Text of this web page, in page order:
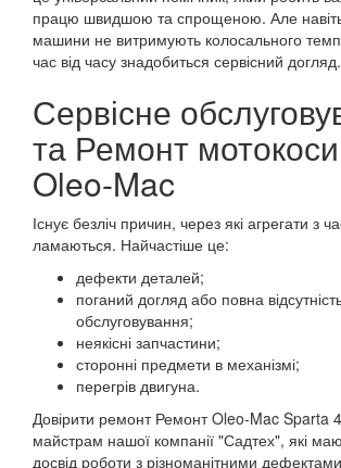
працю швидшою та спрощеною. Але навіть
машини не витримують колосального
час від часу знадобиться сервісний догляд.
Сервісне
та Ремонт мотокоси
Oleo-Mac
Існує безліч причин, через які агрегати з
ламаються. Найчастіше це:
дефекти деталей;
поганий догляд або повна
обслуговування;
неякісні запчастини;
сторонні предмети в механізмі;
перегрів двигуна.
Довірити ремонт Ремонт Oleo-Mac Sparta
майстрам нашої компанії "Садтех", які
досвід роботи з різноманітними